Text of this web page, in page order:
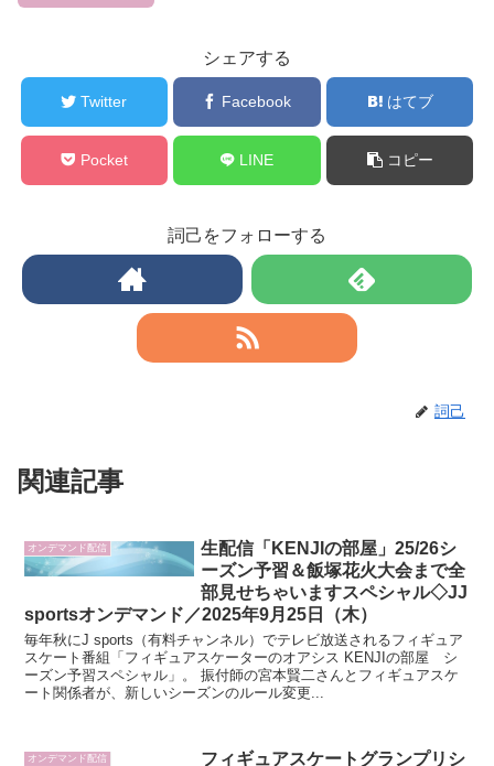
シェアする
Twitter Facebook はてブ
Pocket LINE コピー
詞己をフォローする
詞己
関連記事
オンデマンド配信
生配信「KENJIの部屋」25/26シ
ーズン予習＆飯塚花火大会まで全
部見せちゃいますスペシャル◇JJ
sportsオンデマンド／2025年9月25日（木）
毎年秋にJ sports（有料チャンネル）でテレビ放送されるフィギュア
スケート番組「フィギュアスケーターのオアシス KENJIの部屋 シ
ーズン予習スペシャル」。 振付師の宮本賢二さんとフィギュアスケ
ート関係者が、新しいシーズンのルール変更...
オンデマンド配信
フィギュアスケートグランプリシ